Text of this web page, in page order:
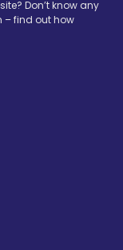
Don’t know any
– find out how